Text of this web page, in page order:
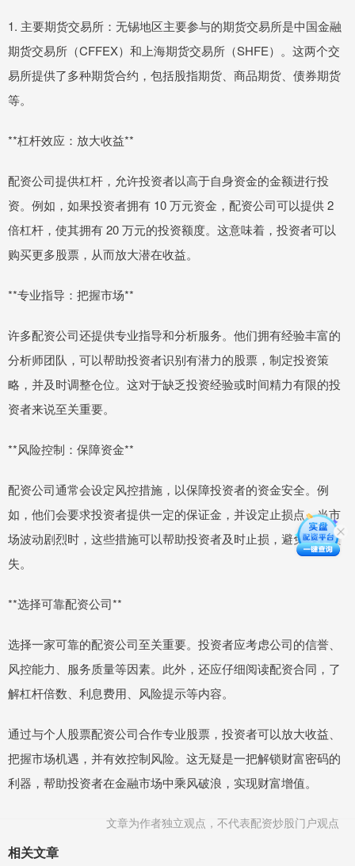
1. 主要期货交易所：无锡地区主要参与的期货交易所是中国金融
期货交易所（CFFEX）和上海期货交易所（SHFE）。这两个交
易所提供了多种期货合约，包括股指期货、商品期货、债券期货
等。
**杠杆效应：放大收益**
配资公司提供杠杆，允许投资者以高于自身资金的金额进行投
资。例如，如果投资者拥有 10 万元资金，配资公司可以提供 2
倍杠杆，使其拥有 20 万元的投资额度。这意味着，投资者可以
购买更多股票，从而放大潜在收益。
**专业指导：把握市场**
许多配资公司还提供专业指导和分析服务。他们拥有经验丰富的
分析师团队，可以帮助投资者识别有潜力的股票，制定投资策
略，并及时调整仓位。这对于缺乏投资经验或时间精力有限的投
资者来说至关重要。
**风险控制：保障资金**
配资公司通常会设定风控措施，以保障投资者的资金安全。例
如，他们会要求投资者提供一定的保证金，并设定止损点。当市
场波动剧烈时，这些措施可以帮助投资者及时止损，避免重大损
失。
**选择可靠配资公司**
选择一家可靠的配资公司至关重要。投资者应考虑公司的信誉、
风控能力、服务质量等因素。此外，还应仔细阅读配资合同，了
解杠杆倍数、利息费用、风险提示等内容。
通过与个人股票配资公司合作专业股票，投资者可以放大收益、
把握市场机遇，并有效控制风险。这无疑是一把解锁财富密码的
利器，帮助投资者在金融市场中乘风破浪，实现财富增值。
文章为作者独立观点，不代表配资炒股门户观点
相关文章